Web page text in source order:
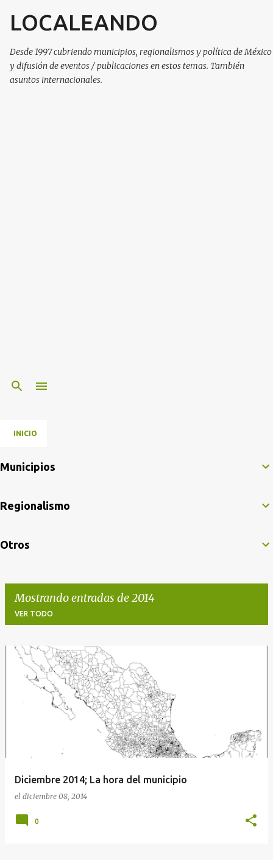
Ir al contenido principal
LOCALEANDO
Desde 1997 cubriendo municipios, regionalismos y política de México
y difusión de eventos / publicaciones en estos temas. También
asuntos internacionales.
INICIO
Municipios
Regionalismo
Otros
Mostrando entradas de 2014
VER TODO
a
Diciembre 2014; La hora del municipio
el diciembre 08, 2014
0